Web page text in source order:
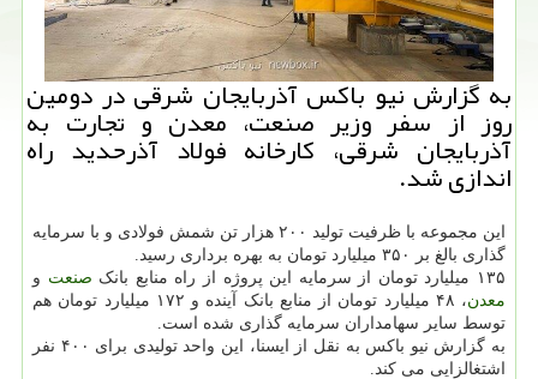
به گزارش نیو باکس آذربایجان شرقی در دومین
روز از سفر وزیر صنعت، معدن و تجارت به
آذربایجان شرقی، کارخانه فولاد آذرحدید راه
اندازی شد.
این مجموعه با ظرفیت تولید ۲۰۰ هزار تن شمش فولادی و با سرمایه
گذاری بالغ بر ۳۵۰ میلیارد تومان به بهره برداری رسید.
۱۳۵ میلیارد تومان از سرمایه این پروژه از راه منابع بانک
صنعت و
معدن
، ۴۸ میلیارد تومان از منابع بانک آینده و ۱۷۲ میلیارد تومان هم
توسط سایر سهامداران سرمایه گذاری شده است.
به گزارش نیو باکس به نقل از ایسنا، این واحد تولیدی برای ۴۰۰ نفر
اشتغالزایی می کند.